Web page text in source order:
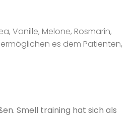
Vanille, Melone, Rosmarin,
es dem Patienten,
Smell training hat sich als